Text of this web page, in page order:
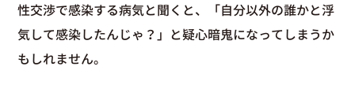
性交渉で感染する病気と聞くと、「自分以外の誰かと浮
気して感染したんじゃ？」と疑心暗鬼になってしまうか
もしれません。